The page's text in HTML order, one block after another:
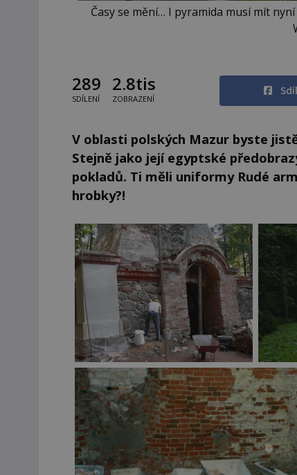
Časy se mění… I pyramida musí mít
289
SDÍLENÍ
2.8tis
ZOBRAZENÍ
V oblasti polských Mazur byste
Stejně jako její egyptské
pokladů. Ti měli uniformy Rudé
hrobky?!